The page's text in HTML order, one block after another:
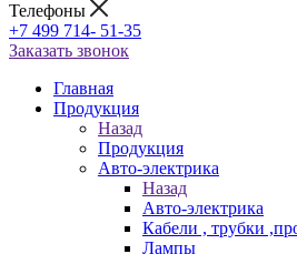
Телефоны
+7 499 714- 51-35
Заказать звонок
Главная
Продукция
Назад
Продукция
Авто-электрика
Назад
Авто-электрика
Кабели , трубки
Лампы